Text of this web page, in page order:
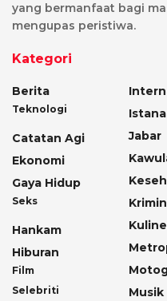
yang bermanfaat bagi
mengupas peristiwa.
Kategori
Berita
Teknologi
Catatan Agi
Ekonomi
Gaya Hidup
Seks
Hankam
Hiburan
Film
Selebriti
Istana
Jabar
Musik